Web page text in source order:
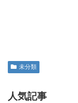
未分類
人気記事